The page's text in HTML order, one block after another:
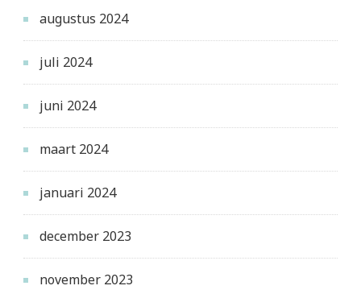
augustus 2024
juli 2024
juni 2024
maart 2024
januari 2024
december 2023
november 2023